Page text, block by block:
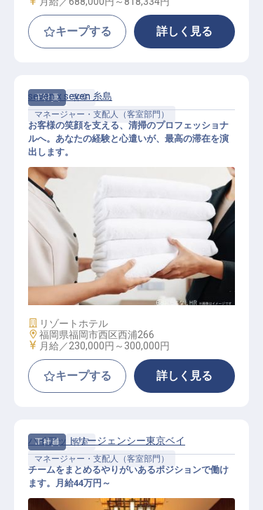
キープする 詳しく見る
正社員
客室
マネージャー・支配人（客室部門）
客室清掃責任者
seven x seven 糸島
お客様の笑顔を支える、清掃のプロフェッショナ
ルへ。あなたの経験と心遣いが、最高の滞在を演
出します。
施設業態
リゾートホテル
勤務地
福岡県福岡市西区西浦266
給与
月給／230,000円～ 300,000円
キープする 詳しく見る
正社員
客室
マネージャー・支配人（客室部門）
ハイアットリージェンシー東京ベイ
チームをまとめるやりがいあるポジションで働け
ます。月給44万円～